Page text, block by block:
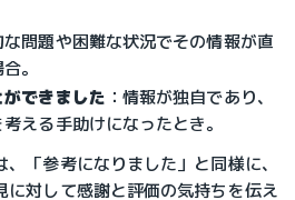
な問題や困難な状況でその情報が直
。
できました ：情報が独自であり、
える手助けになったとき。
「参考になりました」と同様に、
に対して感謝と評価の気持ちを伝え